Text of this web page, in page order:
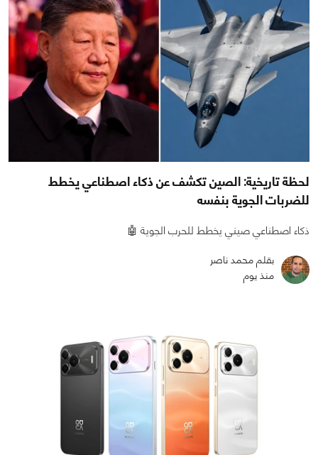
لحظة تاريخية: الصين تكشف عن ذكاء اصطناعي يخطط
للضربات الجوية بنفسه
ذكاء اصطناعي صيني يخطط للحرب الجوية 🤖
بقلم محمد ناصر
منذ يوم